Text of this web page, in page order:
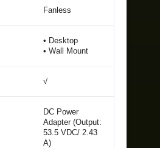
Fanless
• Desktop
• Wall Mount
√
DC Power
Adapter (Output:
53.5 VDC/ 2.43
A)